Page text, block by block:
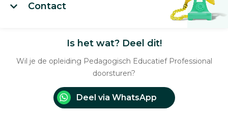
Contact
Is het wat? Deel dit!
Wil je de opleiding Pedagogisch Educatief Professional
doorsturen?
Deel via WhatsApp